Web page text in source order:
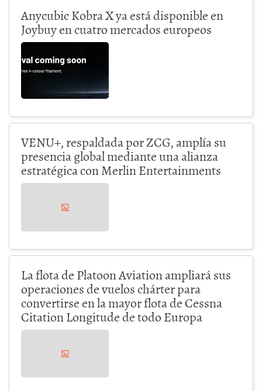
Anycubic Kobra X ya está disponible en
Joybuy en cuatro mercados europeos
VENU+, respaldada por ZCG, amplía su
presencia global mediante una alianza
estratégica con Merlin Entertainments
La flota de Platoon Aviation ampliará sus
operaciones de vuelos chárter para
convertirse en la mayor flota de Cessna
Citation Longitude de todo Europa